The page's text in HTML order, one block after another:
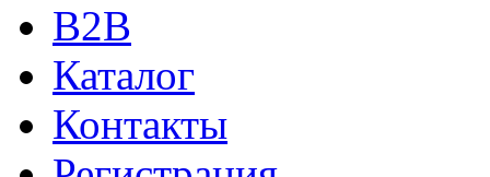
B2B
Каталог
Контакты